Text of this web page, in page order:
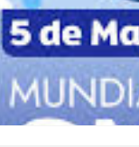
Noticias
dia mundial